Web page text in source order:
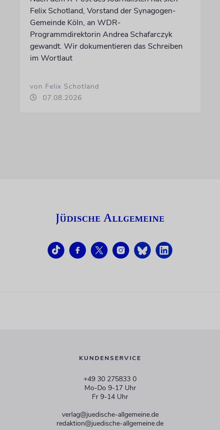
Felix Schotland, Vorstand der Synagogen-
Gemeinde Köln, an WDR-
Programmdirektorin Andrea Schafarczyk
gewandt. Wir dokumentieren das Schreiben
im Wortlaut
von Felix Schotland
07.08.2026
KUNDENSERVICE
+49 30 275833 0
Mo-Do 9-17 Uhr
Fr 9-14 Uhr
verlag@juedische-allgemeine.de
redaktion@juedische-allgemeine.de